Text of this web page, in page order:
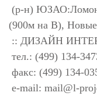
(р-н)
(900м на В),
:: ДИЗАЙН
тел.: (499) 134-
факс: (499) 134-
e-mail: mail@l-